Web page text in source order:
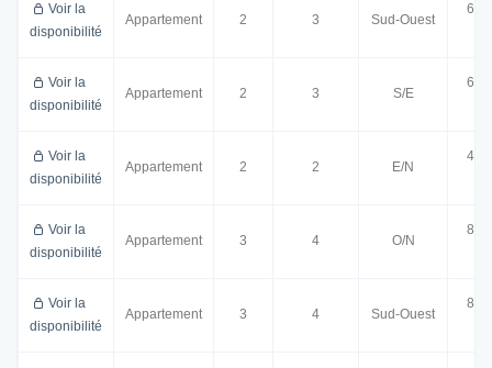
Voir la
disponibilité
Appartement 2 3 Sud-Ouest
Voir la
disponibilité
Appartement 2 3 S/E
Voir la
disponibilité
Appartement 2 2 E/N
Voir la
disponibilité
Appartement 3 4 O/N
Voir la
disponibilité
Appartement 3 4 Sud-Ouest